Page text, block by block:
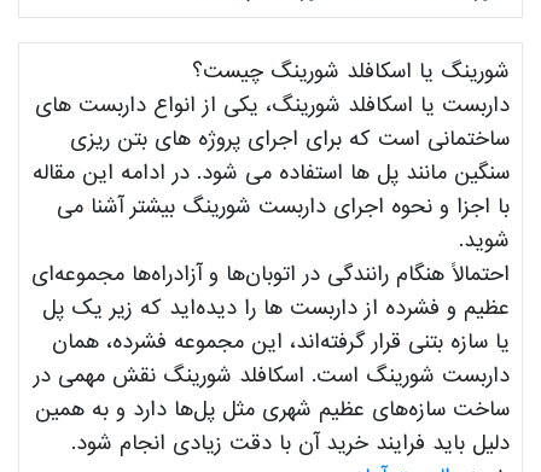
شورینگ یا اسکافلد شورینگ چیست؟
داربست یا اسکافلد شورینگ، یکی از انواع داربست های
ساختمانی است که برای اجرای پروژه های بتن ریزی
سنگین مانند پل ها استفاده می شود. در ادامه این مقاله
با اجزا و نحوه اجرای داربست شورینگ بیشتر آشنا می
شوید.
احتمالاً هنگام رانندگی در اتوبان‌ها و آزادراه‌ها مجموعه‌ای
عظیم و فشرده از داربست‌ ها را دیده‌اید که زیر یک پل
یا سازه بتنی قرار گرفته‌اند، این مجموعه فشرده، همان
داربست شورینگ است. اسکافلد شورینگ نقش مهمی در
ساخت سازه‌های عظیم شهری مثل پل‌ها دارد و به همین
دلیل باید فرایند خرید آن با دقت زیادی انجام شود.